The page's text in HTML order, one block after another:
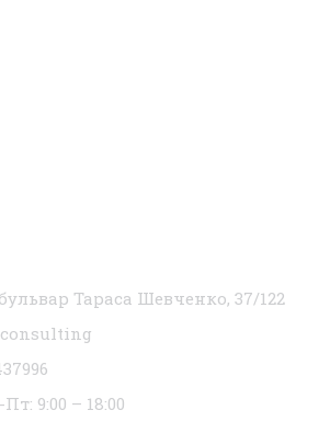
Тараса Шевченко, 37/122
9:00 – 18:00